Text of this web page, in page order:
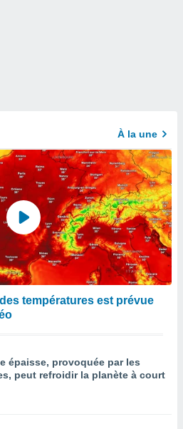
À la une
températures est prévue
épaisse, provoquée par les
peut refroidir la planète à court